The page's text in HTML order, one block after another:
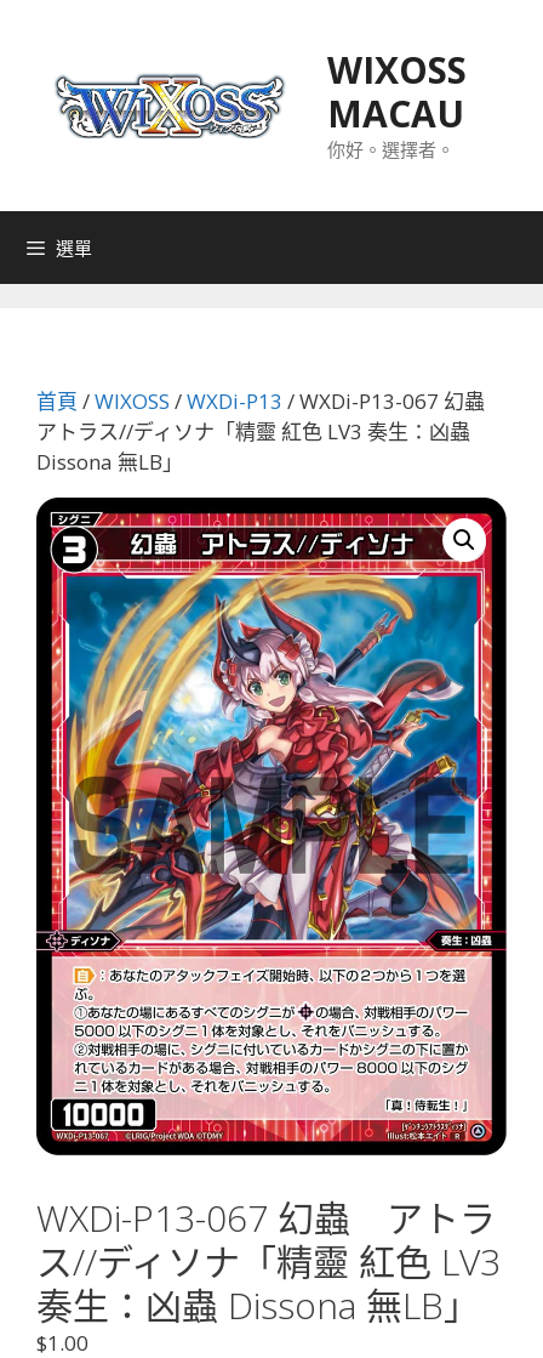
WIXOSS
MACAU
你好。選擇者。
選單
首頁 /WIXOSS /WXDi-P13 / WXDi-P13-067 幻蟲
アトラス//ディソナ「精靈 紅色 LV3 奏生：凶蟲
Dissona 無LB」
WXDi-P13-067 幻蟲 アトラ
ス//ディソナ「精靈 紅色 LV3
奏生：凶蟲 Dissona 無LB」
$1.00